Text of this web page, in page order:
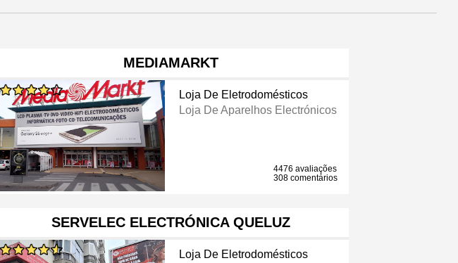
MEDIAMARKT
Loja De Eletrodomésticos
Loja De Aparelhos Electrónicos
4476 avaliações
308 comentários
SERVELEC ELECTRÓNICA QUELUZ
Loja De Eletrodomésticos